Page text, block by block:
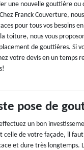
une nouvelle gouttière
Franck Couverture,
pour tous vos besoins
toiture, nous vous
de gouttières. Si
votre devis en un temps
pose de
un bon
de votre façade, il
et dure très longtemps.